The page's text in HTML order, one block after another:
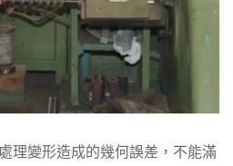
理變形造成的幾何誤差，不能滿